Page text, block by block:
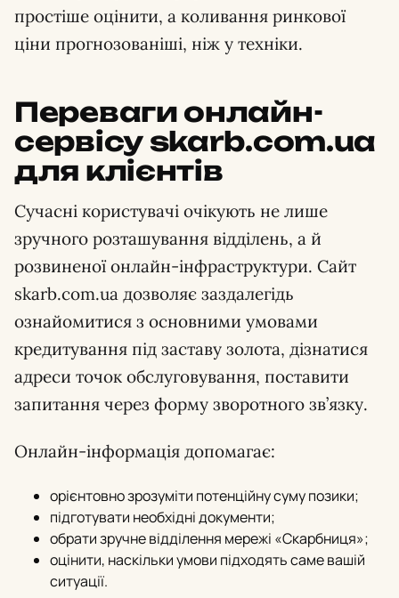
простіше оцінити, а коливання ринкової
ціни прогнозованіші, ніж у техніки.
Переваги онлайн-
сервісу skarb.com.ua
для клієнтів
Сучасні користувачі очікують не лише
зручного розташування відділень, а й
розвиненої онлайн-інфраструктури. Сайт
skarb.com.ua дозволяє заздалегідь
ознайомитися з основними умовами
кредитування під заставу золота, дізнатися
адреси точок обслуговування, поставити
запитання через форму зворотного зв’язку.
Онлайн-інформація допомагає:
орієнтовно зрозуміти потенційну суму позики;
підготувати необхідні документи;
обрати зручне відділення мережі «Скарбниця»;
оцінити, наскільки умови підходять саме вашій
ситуації.